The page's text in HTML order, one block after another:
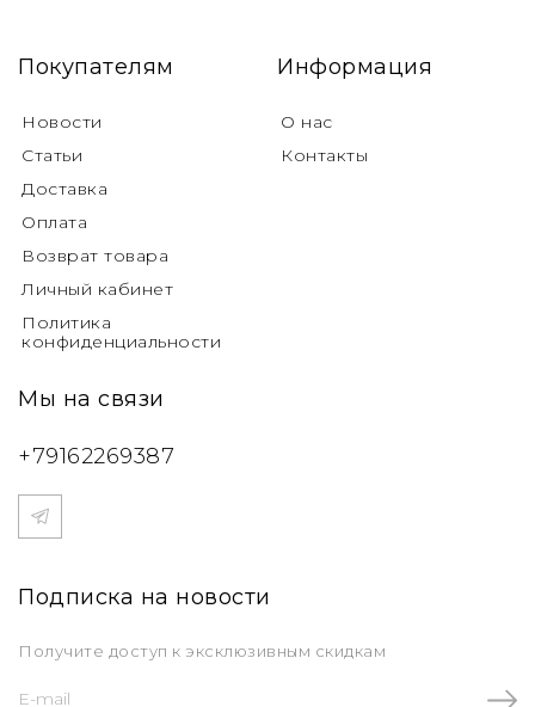
Покупателям
Новости
Статьи
Доставка
Оплата
Возврат товара
Личный кабинет
Политика
конфиденциальности
Информация
О нас
Контакты
Мы на связи
+79162269387
Подписка на новости
Получите доступ к эксклюзивным скидкам